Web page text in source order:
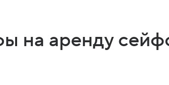
на аренду